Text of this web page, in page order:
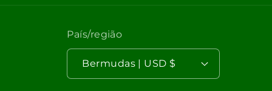
País/região
Bermudas | USD $